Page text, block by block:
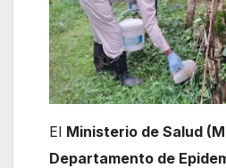
El Ministerio de Salud
Departamento de